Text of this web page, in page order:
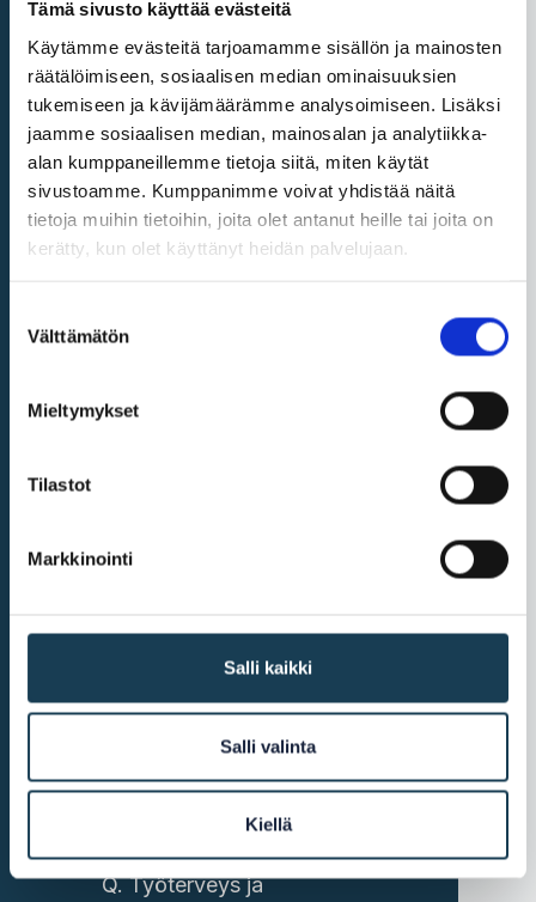
Tämä sivusto käyttää evästeitä
Käytämme evästeitä tarjoamamme sisällön ja mainosten
räätälöimiseen, sosiaalisen median ominaisuuksien
tukemiseen ja kävijämäärämme analysoimiseen. Lisäksi
jaamme sosiaalisen median, mainosalan ja analytiikka-
alan kumppaneillemme tietoja siitä, miten käytät
sivustoamme. Kumppanimme voivat yhdistää näitä
tietoja muihin tietoihin, joita olet antanut heille tai joita on
kerätty, kun olet käyttänyt heidän palvelujaan.
valinta
Välttämätön
Mieltymykset
Tilastot
Markkinointi
Salli kaikki
Salli valinta
Kiellä
toisessa jäsenvaltiossa
F. Terveydenhuolto
G. Kansalaisiin ja perheisiin
sovellettavat oikeudet
H. Kuluttajien oikeudet
Annex I areas of
K. Työntekijät
N. Palvelut
O. Liiketoiminnan
rahoittaminen
P. Julkiset hankinnat
Q. Työterveys ja